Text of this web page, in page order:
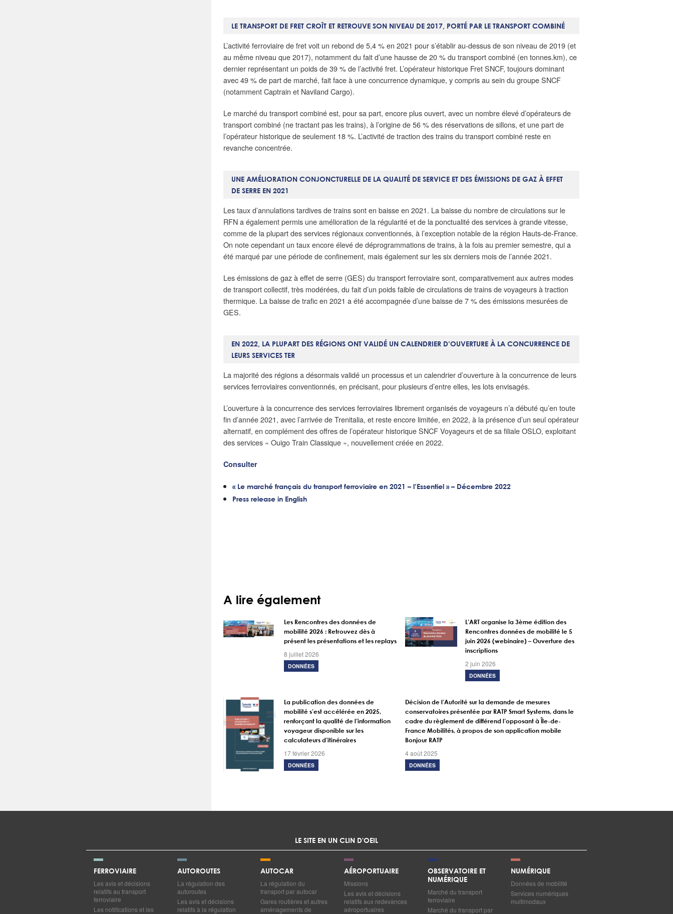
LE TRANSPORT DE FRET CROÎT ET RETROUVE SON NIVEAU DE 2017, PORTÉ PAR LE TRANSPORT COMBINÉ
L’activité ferroviaire de fret voit un rebond de 5,4 % en 2021 pour s’établir au-dessus de son niveau de 2019 (et
au même niveau que 2017), notamment du fait d’une hausse de 20 % du transport combiné (en tonnes.km), ce
dernier représentant un poids de 39 % de l’activité fret. L’opérateur historique Fret SNCF, toujours dominant
avec 49 % de part de marché, fait face à une concurrence dynamique, y compris au sein du groupe SNCF
(notamment Captrain et Naviland Cargo).
Le marché du transport combiné est, pour sa part, encore plus ouvert, avec un nombre élevé d’opérateurs de
transport combiné (ne tractant pas les trains), à l’origine de 56 % des réservations de sillons, et une part de
l’opérateur historique de seulement 18 %. L’activité de traction des trains du transport combiné reste en
revanche concentrée.
UNE AMÉLIORATION CONJONCTURELLE DE LA QUALITÉ DE SERVICE ET DES ÉMISSIONS DE GAZ À EFFET
DE SERRE EN 2021
Les taux d’annulations tardives de trains sont en baisse en 2021. La baisse du nombre de circulations sur le
RFN a également permis une amélioration de la régularité et de la ponctualité des services à grande vitesse,
comme de la plupart des services régionaux conventionnés, à l’exception notable de la région Hauts-de-France.
On note cependant un taux encore élevé de déprogrammations de trains, à la fois au premier semestre, qui a
été marqué par une période de confinement, mais également sur les six derniers mois de l’année 2021.
Les émissions de gaz à effet de serre (GES) du transport ferroviaire sont, comparativement aux autres modes
de transport collectif, très modérées, du fait d’un poids faible de circulations de trains de voyageurs à traction
thermique. La baisse de trafic en 2021 a été accompagnée d’une baisse de 7 % des émissions mesurées de
GES.
EN 2022, LA PLUPART DES RÉGIONS ONT VALIDÉ UN CALENDRIER D’OUVERTURE À LA CONCURRENCE DE
LEURS SERVICES TER
La majorité des régions a désormais validé un processus et un calendrier d’ouverture à la concurrence de leurs
services ferroviaires conventionnés, en précisant, pour plusieurs d’entre elles, les lots envisagés.
L’ouverture à la concurrence des services ferroviaires librement organisés de voyageurs n’a débuté qu’en toute
fin d’année 2021, avec l’arrivée de Trenitalia, et reste encore limitée, en 2022, à la présence d’un seul opérateur
alternatif, en complément des offres de l’opérateur historique SNCF Voyageurs et de sa filiale OSLO, exploitant
des services « Ouigo Train Classique », nouvellement créée en 2022.
Consulter
« Le marché français du transport ferroviaire en 2021 – l’Essentiel » – Décembre 2022
Press release in English
A lire également
Les Rencontres des données de
mobilité 2026 : Retrouvez dès à
présent les présentations et les replays
8 juillet 2026
DONNÉES
L’ART organise la 3ème édition des
Rencontres données de mobilité le 5
juin 2026 (webinaire) – Ouverture des
inscriptions
2 juin 2026
DONNÉES
La publication des données de
mobilité s’est accélérée en 2025,
renforçant la qualité de l’information
voyageur disponible sur les
calculateurs d’itinéraires
17 février 2026
DONNÉES
Décision de l’Autorité sur la demande de mesures
conservatoires présentée par RATP Smart Systems, dans le
cadre du règlement de différend l’opposant à Île-de-
France Mobilités, à propos de son application mobile
Bonjour RATP
4 août 2025
DONNÉES
LE SITE EN UN CLIN D'OEIL
FERROVIAIRE
Les avis et décisions
relatifs au transport
ferroviaire
Les notifications et les
AUTOROUTES
La régulation des
autoroutes
Les avis et décisions
relatifs à la régulation
AUTOCAR
La régulation du
transport par autocar
Gares routières et autres
aménagements de
AÉROPORTUAIRE
Missions
Les avis et décisions
relatifs aux redevances
aéroportuaires
OBSERVATOIRE ET
NUMÉRIQUE
Marché du transport
ferroviaire
Marché du transport par
NUMÉRIQUE
Données de mobilité
Services numériques
multimodaux